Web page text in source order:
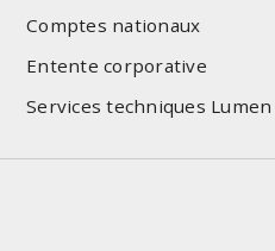
Comptes nationaux
Entente corporative
Services techniques Lumen